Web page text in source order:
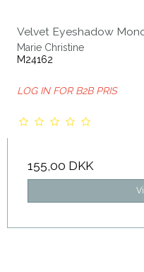
Velvet Eyeshadow
Marie Christine
M24162
LOG IN FOR B2B PRIS
155,00 DKK